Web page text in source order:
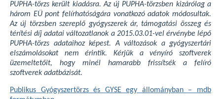
PUPHA-törzs került kiadásra. Az új PUPHA-törzsben kizárólag a
három EÜ pont felírhatóságára vonatkozó adatok módosultak.
Az új törzsben szereplő gyógyszerek ár, támogatási összeg és
térítési díj adatai változatlanok a 2015.03.01-vel érvénybe lépő
PUPHA-törzs adataihoz képest.A változások a gyógyszertári
elszámolásokat nem érintik. Kérjük a vényíró szoftverek
üzemeltetőit, hogy minél hamarabb frissítsék a felíró
szoftverek adatbázisát.
Publikus Gyógyszertörzs és GYSE egy állományban – mdb